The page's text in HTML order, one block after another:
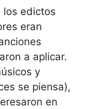
los edictos
eran
a aplicar.
y
se piensa),
en